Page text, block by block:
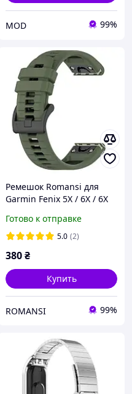
MOD 99%
Ремешок Romansi для
Garmin Fenix 5X / 6X / 6X
мм
Готово к отправке
5.0 (2)
380₴
Купить
ROMANSI 99%